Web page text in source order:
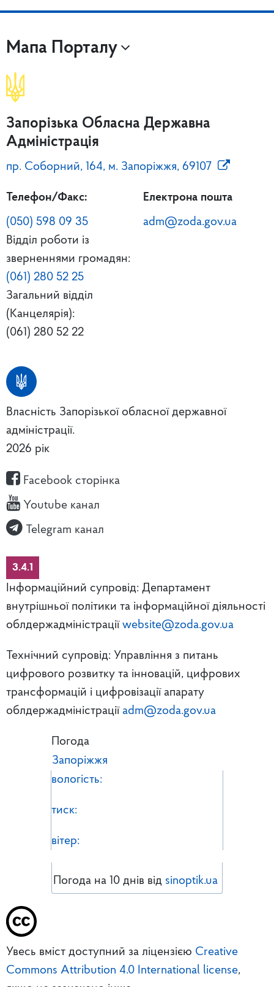
Мапа Порталу
Запорізька Обласна Державна
Адміністрація
пр. Соборний, 164, м. Запоріжжя, 69107
Телефон/Факс:
(050) 598 09 35
Відділ роботи із
зверненнями громадян:
(061) 280 52 25
Загальний відділ
(Канцелярія):
(061) 280 52 22
Електрона пошта
adm@zoda.gov.ua
Власність Запорізької обласної державної
адміністрації.
2026 рік
Facebook сторінка
Youtube канал
Telegram канал
3.4.1
Інформаційний супровід: Департамент
внутрішньої політики та інформаційної діяльності
облдержадміністрації website@zoda.gov.ua
Технічний супровід: Управління з питань
цифрового розвитку та інновацій, цифрових
трансформацій і цифровізації апарату
облдержадміністрації adm@zoda.gov.ua
Погода
Запоріжжя
вологість:
тиск:
вітер:
Погода на 10 днів від sinoptik.ua
Увесь вміст доступний за ліцензією Creative
Commons Attribution 4.0 International license,